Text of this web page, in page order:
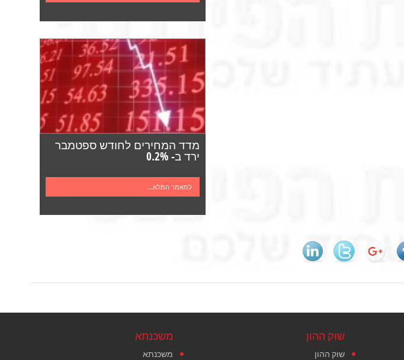
מדד המחירים לחודש ספטמבר
ירד ב- 0.2%
למאמר המלא...
משכנתא
משכנתא
שוק ההון
שוק ההון